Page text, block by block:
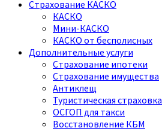
Страхование КАСКО
КАСКО
Мини-КАСКО
КАСКО от бесполисных
Дополнительные услуги
Страхование ипотеки
Страхование имущества
Антиклещ
Туристическая страховка
ОСГОП для такси
Восстановление КБМ